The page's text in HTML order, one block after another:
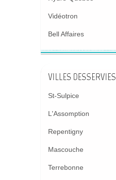
Vidéotron
Bell Affaires
VILLES DESSERVIES
St-Sulpice
L'Assomption
Repentigny
Mascouche
Terrebonne